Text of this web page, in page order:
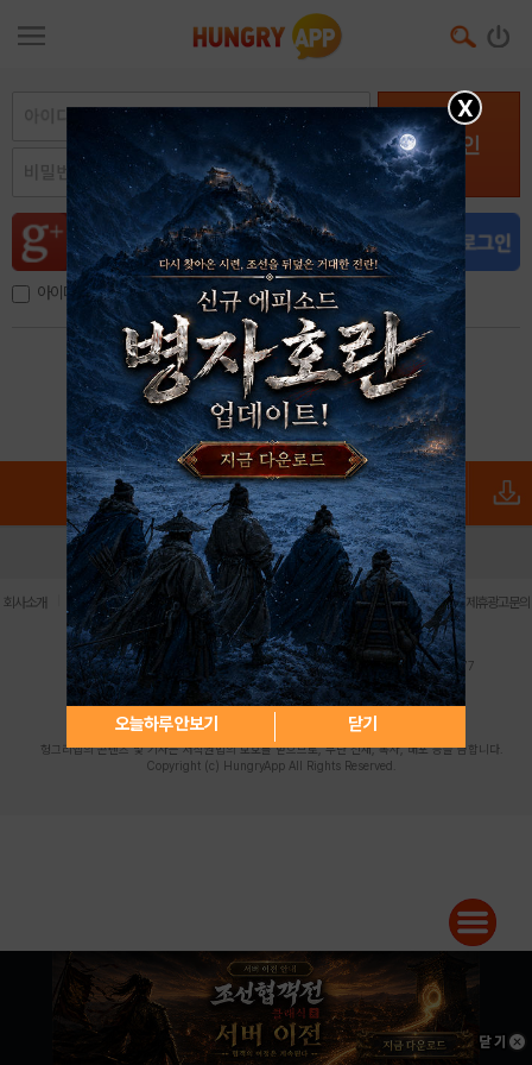
로그인
아이디, 이메일 저장
아이디 / 비밀번호 찾기 회원가입
X
오늘하루 안보기 닫기
로그인 PC버전 전체앱
회사소개 이용약관 | 개인정보 처리방침 | 청소년 보호정책 | 불법촬영물 신고센터 | 제휴광고문의
사업자등록번호:119-86-61101 (주)스마트나우 대표이사:송현두
주소: 서울시 금천구 가산디지털1로 171 연락처:063-284-8635 팩스:02-6265-0377
청소년보호책임자:김동욱desk@hungryapp.co.kr
등록번호:서울아02322 | 등록일자:2016년4월25일
발행인:(주)스마트나우 송현두 | 편집인:김동욱
헝그리앱의 콘텐츠 및 기사는 저작권법의 보호를 받으므로, 무단 전재, 복사, 배포 등을 금합니다.
Copyright (c) HungryApp All Rights Reserved.